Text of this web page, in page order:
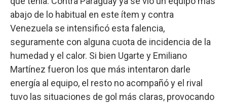
abajo de lo habitual en este ítem y contra
Venezuela se intensificó esta falencia,
seguramente con alguna cuota de incidencia de la
humedad y el calor. Si bien Ugarte y Emiliano
Martínez fueron los que más intentaron darle
energía al equipo, el resto no acompañó y el rival
tuvo las situaciones de gol más claras, provocando